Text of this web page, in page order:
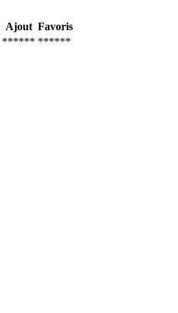
Ajout Favoris
****** ******